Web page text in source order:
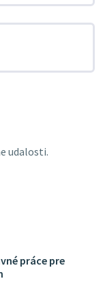
udalosti.
práce pre